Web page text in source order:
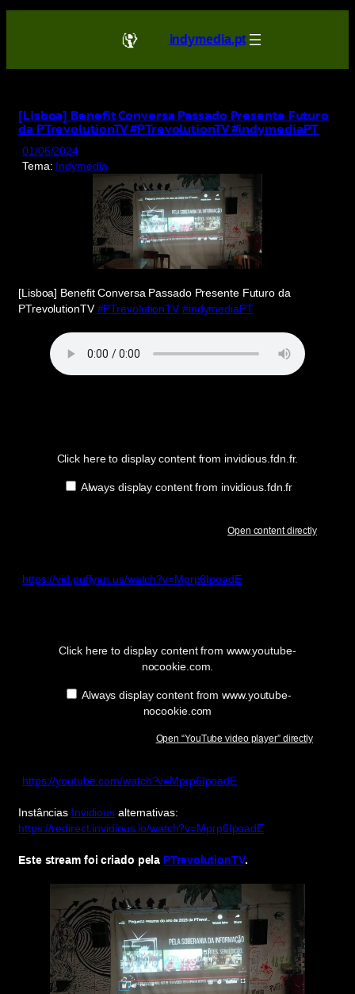
Saltar
conteúdo
indymedia.pt
[Lisboa] Benefit Conversa Passado Presente Futuro
da PTrevolutionTV #PTrevolutionTV #indymediaPT
01/06/2024
Tema: Indymedia
[Lisboa] Benefit Conversa Passado Presente Futuro da
PTrevolutionTV#PTrevolutionTV #indymediaPT
Click here to display content from invidious.fdn.fr.
Always display content from invidious.fdn.fr
Open content directly
https://vid.puffyan.us/watch?v=Mprp6IpoadE
Click here to display content from www.youtube-
nocookie.com.
Always display content from www.youtube-
nocookie.com
Open “YouTube video player” directly
https://youtube.com/watch?v=Mprp6IpoadE
Instâncias Invidious alternativas:
https://redirect.invidious.io/watch?v=Mprp6IpoadE
Este stream foi criado pela PTrevolutionTV.